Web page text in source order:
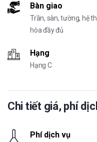
Bàn giao
Trần, sàn, tường, hệ
hòa đầy đủ
Hạng
Hạng C
Chi tiết giá, phí
Phí dịch vụ